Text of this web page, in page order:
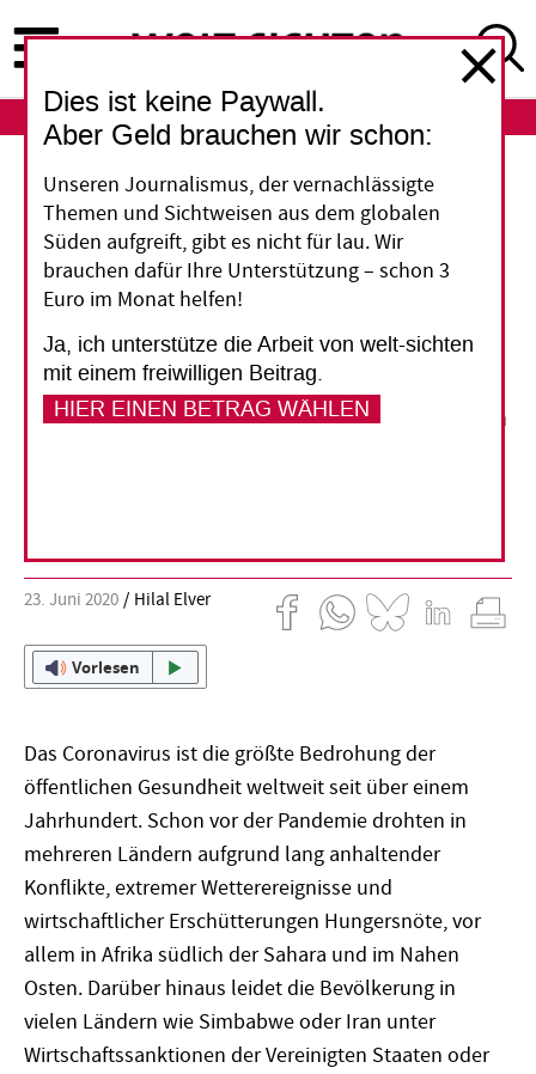
zum
Inhalt
ABO
Wirtschaftssanktionen
Ein Verbrechen gegen
die Menschlichkeit
Einseitige wirtschaftliche Sanktionen treffen die
Falschen und vergrößern die Armut. In Zeiten
einer Pandemie ist das kriminell, die Sanktionen
23. Juni 2020 Hilal Elver
Vorlesen
Das Coronavirus ist die größte Bedrohung der
öffentlichen Gesundheit weltweit seit über einem
Jahrhundert. Schon vor der Pandemie drohten in
mehreren Ländern aufgrund lang anhaltender
Konflikte, extremer Wetterereignisse und
wirtschaftlicher Erschütterungen Hungersnöte, vor
allem in Afrika südlich der Sahara und im Nahen
Osten. Darüber hinaus leidet die Bevölkerung in
vielen Ländern wie Simbabwe oder Iran unter
Wirtschaftssanktionen der Vereinigten Staaten oder
Dies ist keine Paywall.
Aber Geld brauchen wir schon:
Unseren Journalismus, der vernachlässigte
Themen und Sichtweisen aus dem globalen
Süden aufgreift, gibt es nicht für lau. Wir
brauchen dafür Ihre Unterstützung – schon 3
Euro im Monat helfen!
Ja, ich unterstütze die Arbeit von welt-sichten
mit einem freiwilligen Beitrag.
HIER EINEN BETRAG WÄHLEN